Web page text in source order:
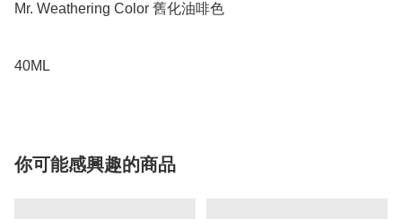
Mr. Weathering Color 舊化油啡色
40ML
你可能感興趣的商品